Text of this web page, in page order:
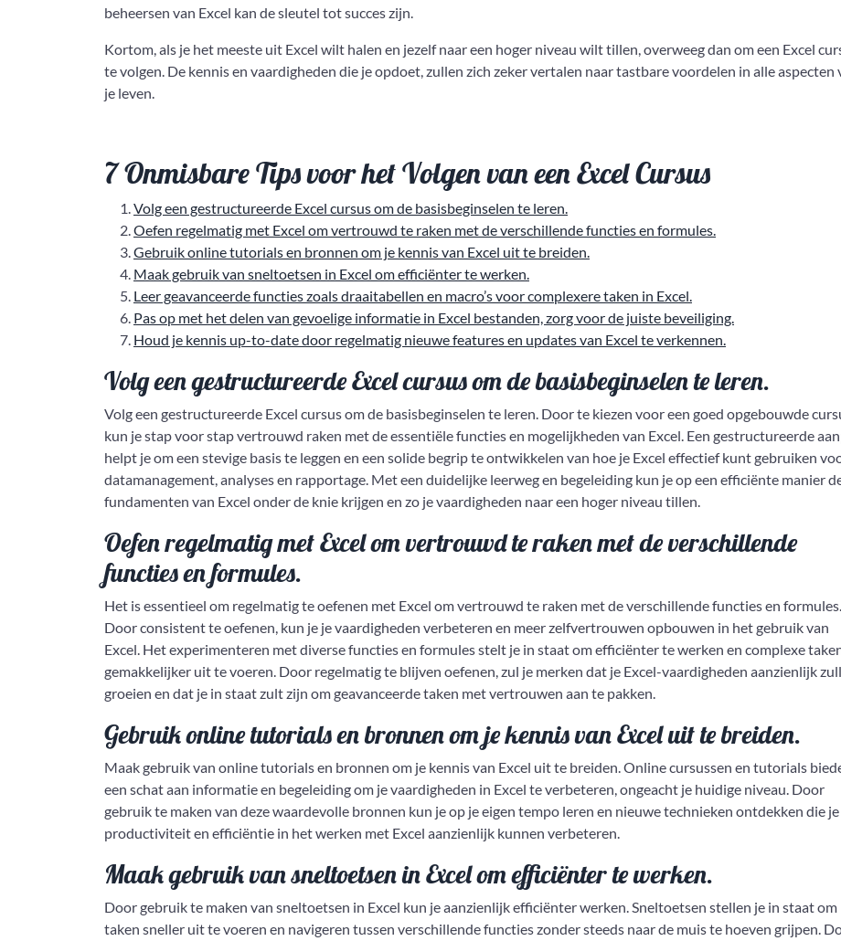
beheersen van Excel kan de sleutel tot succes zijn.
Kortom, als je het meeste uit Excel wilt halen en jezelf naar een hoger niveau wilt tillen, overweeg dan om een Excel
te volgen. De kennis en vaardigheden die je opdoet, zullen zich zeker vertalen naar tastbare voordelen in alle aspecten
je leven.
7 Onmisbare Tips voor het Volgen van een Excel Cursus
Volg een gestructureerde Excel cursus om de basisbeginselen te leren.
Oefen regelmatig met Excel om vertrouwd te raken met de verschillende functies en formules.
Gebruik online tutorials en bronnen om je kennis van Excel uit te breiden.
Maak gebruik van sneltoetsen in Excel om efficiënter te werken.
Leer geavanceerde functies zoals draaitabellen en macro’s voor complexere taken in Excel.
Pas op met het delen van gevoelige informatie in Excel bestanden, zorg voor de juiste beveiliging.
Houd je kennis up-to-date door regelmatig nieuwe features en updates van Excel te verkennen.
Volg een gestructureerde Excel cursus om de basisbeginselen te leren.
Volg een gestructureerde Excel cursus om de basisbeginselen te leren. Door te kiezen voor een goed opgebouwde
kun je stap voor stap vertrouwd raken met de essentiële functies en mogelijkheden van Excel. Een gestructureerde
helpt je om een stevige basis te leggen en een solide begrip te ontwikkelen van hoe je Excel effectief kunt gebruiken
datamanagement, analyses en rapportage. Met een duidelijke leerweg en begeleiding kun je op een efficiënte manier
fundamenten van Excel onder de knie krijgen en zo je vaardigheden naar een hoger niveau tillen.
Oefen regelmatig met Excel om vertrouwd te raken met de verschillende
functies en formules.
Het is essentieel om regelmatig te oefenen met Excel om vertrouwd te raken met de verschillende functies en formules.
Door consistent te oefenen, kun je je vaardigheden verbeteren en meer zelfvertrouwen opbouwen in het gebruik van
Excel. Het experimenteren met diverse functies en formules stelt je in staat om efficiënter te werken en complexe
gemakkelijker uit te voeren. Door regelmatig te blijven oefenen, zul je merken dat je Excel-vaardigheden aanzienlijk
groeien en dat je in staat zult zijn om geavanceerde taken met vertrouwen aan te pakken.
Gebruik online tutorials en bronnen om je kennis van Excel uit te breiden.
Maak gebruik van online tutorials en bronnen om je kennis van Excel uit te breiden. Online cursussen en tutorials
een schat aan informatie en begeleiding om je vaardigheden in Excel te verbeteren, ongeacht je huidige niveau. Door
gebruik te maken van deze waardevolle bronnen kun je op je eigen tempo leren en nieuwe technieken ontdekken die je
productiviteit en efficiëntie in het werken met Excel aanzienlijk kunnen verbeteren.
Maak gebruik van sneltoetsen in Excel om efficiënter te werken.
Door gebruik te maken van sneltoetsen in Excel kun je aanzienlijk efficiënter werken. Sneltoetsen stellen je in staat om
taken sneller uit te voeren en navigeren tussen verschillende functies zonder steeds naar de muis te hoeven grijpen.